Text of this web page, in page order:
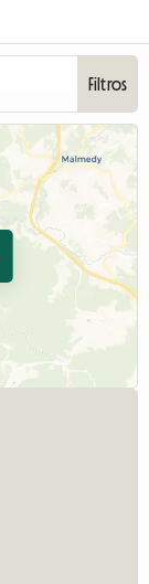
Filtros